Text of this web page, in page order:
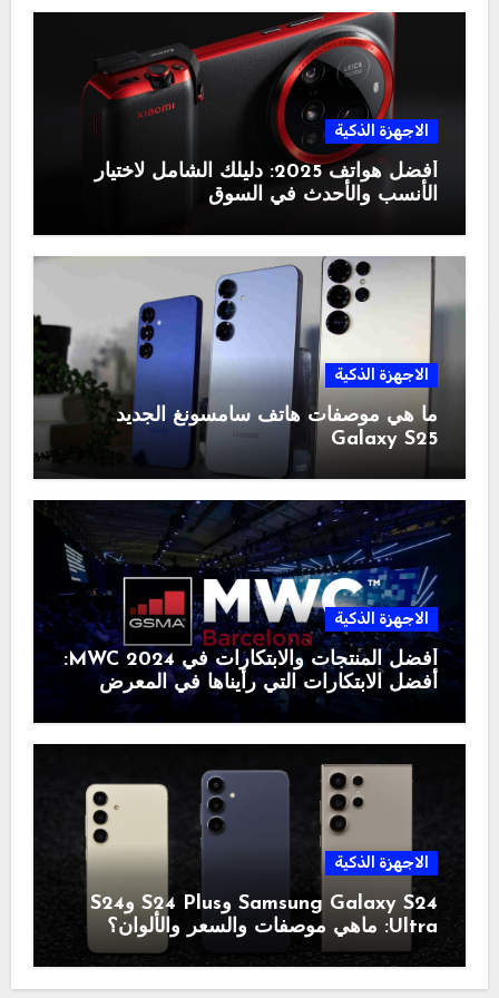
الاجهزة الذكية
أفضل هواتف 2025: دليلك الشامل لاختيار
الأنسب والأحدث في السوق
الاجهزة الذكية
ما هي موصفات هاتف سامسونغ الجديد
Galaxy S25
الاجهزة الذكية
أفضل المنتجات والابتكارات في MWC 2024:
أفضل الابتكارات التي رأيناها في المعرض
الاجهزة الذكية
Samsung Galaxy S24 وS24 Plus وS24
Ultra: ماهي موصفات والسعر والألوان؟